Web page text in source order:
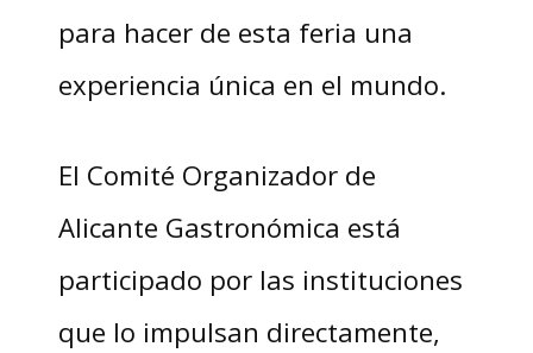
para hacer de esta feria una
experiencia única en el mundo.
El Comité Organizador de
Alicante Gastronómica está
participado por las instituciones
que lo impulsan directamente,